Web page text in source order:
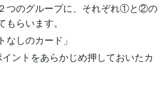
つのグループに、それぞれ①と②の
らいます。
しのカード」
ントをあらかじめ押しておいたカ